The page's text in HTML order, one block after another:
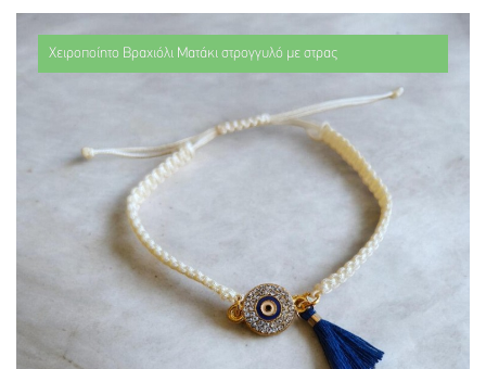
Χειροποίητο Βραχιόλι Ματάκι στρογγυλό με στρας